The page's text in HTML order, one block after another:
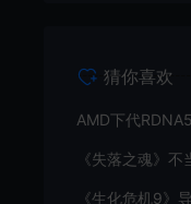
猜你喜欢
AMD下代
《失落之魂》
《生化危机9》